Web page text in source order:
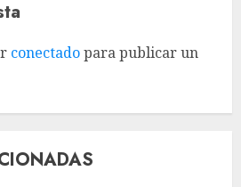
conectadopara publicar un